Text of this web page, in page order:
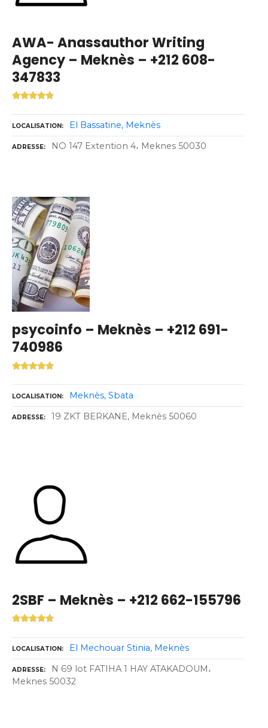
AWA- Anassauthor Writing
Agency – Meknès – +212 608-
347833
LOCALISATION El Bassatine Meknès
ADRESSE NO 147 Extention 4، Meknes 50030
psycoinfo – Meknès – +212 691-
740986
LOCALISATION Meknès Sbata
ADRESSE 19 ZKT BERKANE, Meknès 50060
2SBF – Meknès – +212 662-155796
LOCALISATION El Mechouar Stinia Meknès
ADRESSE
N 69 lot FATIHA 1 HAY ATAKADOUM،
Meknes 50032